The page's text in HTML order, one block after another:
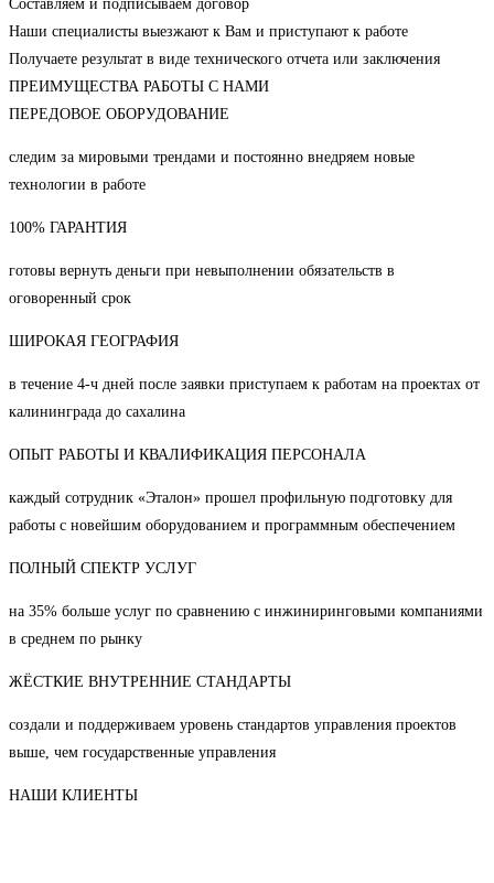
Составляем и подписываем договор
Наши специалисты выезжают к Вам и приступают к работе
Получаете результат в виде технического отчета или заключения
ПРЕИМУЩЕСТВА РАБОТЫ С НАМИ
ПЕРЕДОВОЕ ОБОРУДОВАНИЕ
следим за мировыми трендами и постоянно внедряем новые
технологии в работе
100% ГАРАНТИЯ
готовы вернуть деньги при невыполнении обязательств в
оговоренный срок
ШИРОКАЯ ГЕОГРАФИЯ
в течение 4-ч дней после заявки приступаем к работам на проектах от
калининграда до сахалина
ОПЫТ РАБОТЫ И КВАЛИФИКАЦИЯ ПЕРСОНАЛА
каждый сотрудник «Эталон» прошел профильную подготовку для
работы с новейшим оборудованием и программным обеспечением
ПОЛНЫЙ СПЕКТР УСЛУГ
на 35% больше услуг по сравнению с инжиниринговыми компаниями
в среднем по рынку
ЖЁСТКИЕ ВНУТРЕННИЕ СТАНДАРТЫ
создали и поддерживаем уровень стандартов управления проектов
выше, чем государственные управления
НАШИ КЛИЕНТЫ